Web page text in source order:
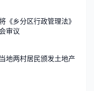
《乡分区行政管理法》
审议
地两村居民颁发土地产